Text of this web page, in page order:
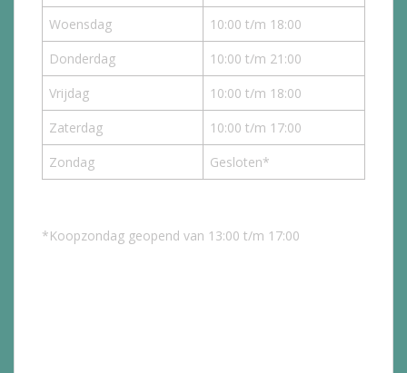
Woensdag
10:00 t/m 18:00
Donderdag
10:00 t/m 21:00
Vrijdag
10:00 t/m 18:00
Zaterdag
10:00 t/m 17:00
Zondag
Gesloten*
*Koopzondag geopend van 13:00 t/m 17:00